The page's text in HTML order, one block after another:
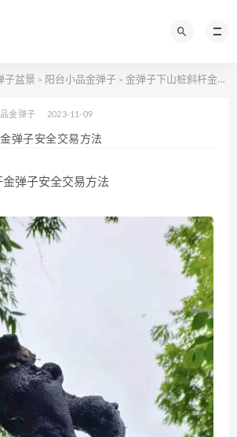
子盆景 > 阳台小品金弹子 > 金弹子下山桩斜杆金弹子安全交易方法
金弹子 2023-11-09
弹子安全交易方法
弹子安全交易方法